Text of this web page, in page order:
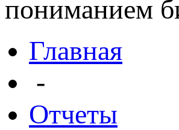
пониманием
Главная
-
Отчеты